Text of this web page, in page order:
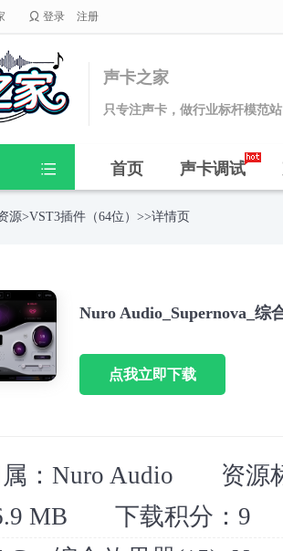
 登录 注册
声卡之家
只专注声卡，做行业标杆模范站
 首页 声卡调试
源>VST3插件（64位） >>详情页
Nuro Audio_Supernova_综
点我立即下载
： Nuro Audio
资源
MB 下载积分： 9